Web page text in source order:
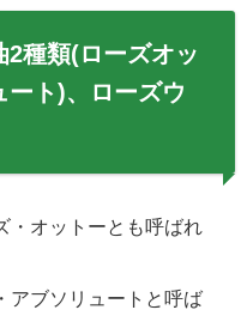
2種類(ローズオッ
ート)、ローズウ
・オットーとも呼ばれ
アブソリュートと呼ば